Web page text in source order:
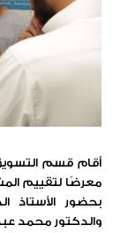
أقام قسم
معرضًا لتقييم
بحضور الأستاذ
والدكتور محمد